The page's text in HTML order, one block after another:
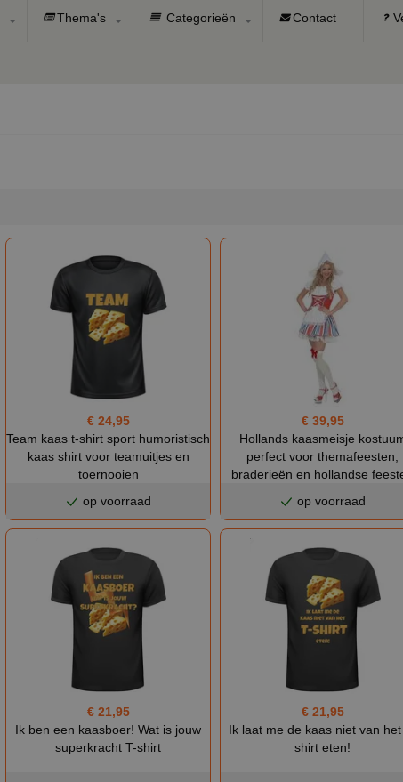
Thema's Categorieën Contact
€ 24,95
Team kaas t-shirt sport humoristisch
kaas shirt voor teamuitjes en
toernooien
op voorraad
€ 39,95
Hollands kaasmeisje
perfect voor themafeesten,
braderieën en hollandse
op voorraad
€ 21,95
Ik ben een kaasboer! Wat is jouw
superkracht T-shirt
€ 21,95
Ik laat me de kaas niet van het
shirt eten!